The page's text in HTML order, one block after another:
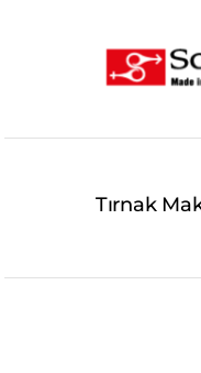
Tırnak